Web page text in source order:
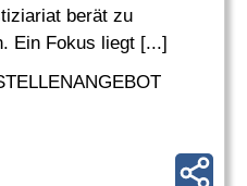
berät zu
Ein Fokus liegt [...]